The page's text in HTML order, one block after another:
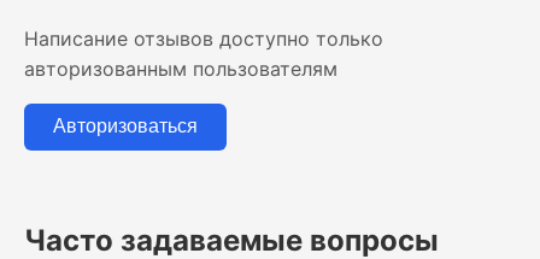
Написание отзывов доступно только
авторизованным пользователям
Авторизоваться
Часто задаваемые вопросы